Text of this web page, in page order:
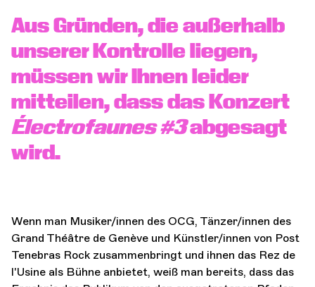
Aus Gründen, die außerhalb
unserer Kontrolle liegen,
müssen wir Ihnen leider
mitteilen, dass das Konzert
Électrofaunes #3abgesagt
wird.
Wenn man Musiker/innen des OCG, Tänzer/innen des
Grand Théâtre de Genève und Künstler/innen von Post
Tenebras Rock zusammenbringt und ihnen das Rez de
l'Usine als Bühne anbietet, weiß man bereits, dass das